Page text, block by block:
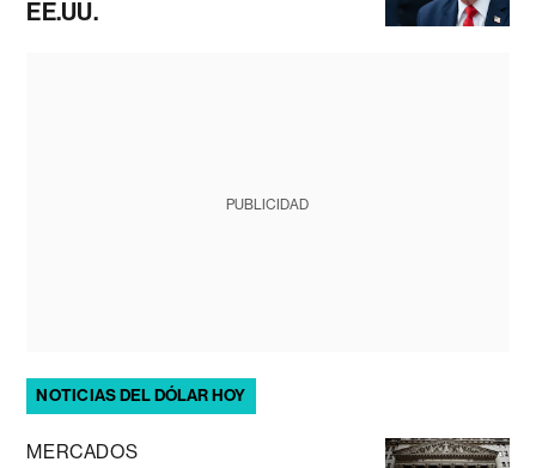
EE.UU.
PUBLICIDAD
NOTICIAS DEL DÓLAR HOY
MERCADOS